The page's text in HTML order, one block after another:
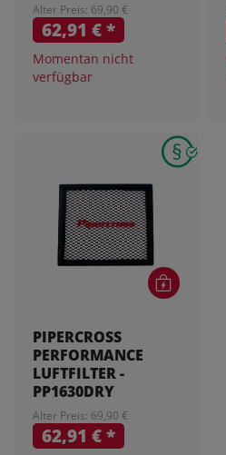
Alter Preis: 69,90 €
62,91 €*
Momentan nicht
verfügbar
PIPERCROSS
PERFORMANCE
LUFTFILTER -
PP1630DRY
Alter Preis: 69,90 €
62,91 €*